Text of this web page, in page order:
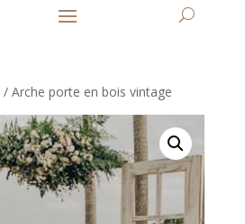
/ Arche porte en bois vintage